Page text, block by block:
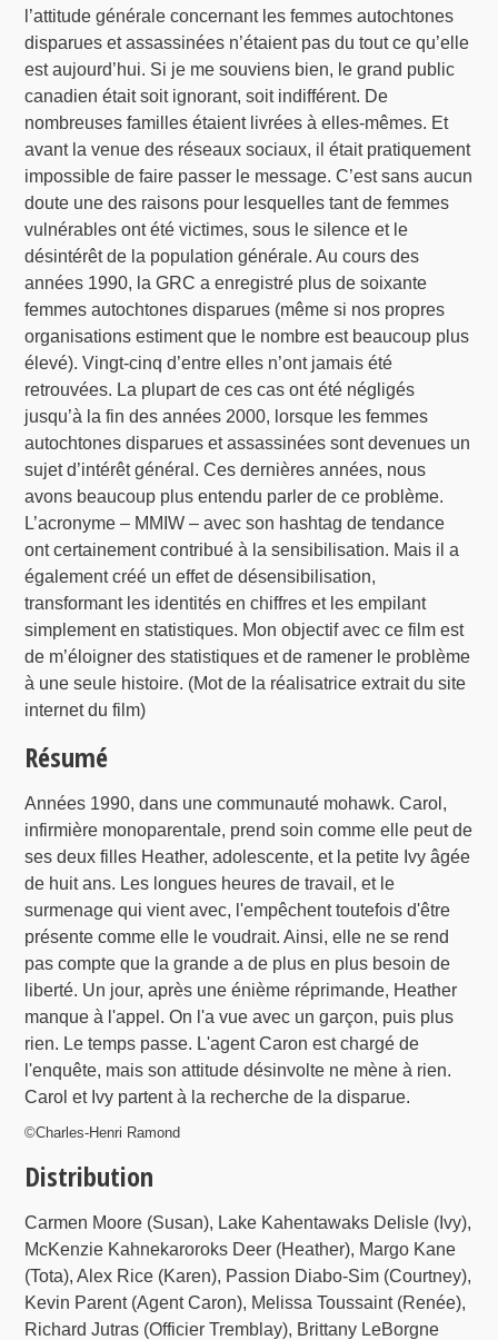
l’attitude générale concernant les femmes autochtones
disparues et assassinées n’étaient pas du tout ce qu’elle
est aujourd’hui. Si je me souviens bien, le grand public
canadien était soit ignorant, soit indifférent. De
nombreuses familles étaient livrées à elles-mêmes. Et
avant la venue des réseaux sociaux, il était pratiquement
impossible de faire passer le message. C’est sans aucun
doute une des raisons pour lesquelles tant de femmes
vulnérables ont été victimes, sous le silence et le
désintérêt de la population générale. Au cours des
années 1990, la GRC a enregistré plus de soixante
femmes autochtones disparues (même si nos propres
organisations estiment que le nombre est beaucoup plus
élevé). Vingt-cinq d’entre elles n’ont jamais été
retrouvées. La plupart de ces cas ont été négligés
jusqu’à la fin des années 2000, lorsque les femmes
autochtones disparues et assassinées sont devenues un
sujet d’intérêt général. Ces dernières années, nous
avons beaucoup plus entendu parler de ce problème.
L’acronyme – MMIW – avec son hashtag de tendance
ont certainement contribué à la sensibilisation. Mais il a
également créé un effet de désensibilisation,
transformant les identités en chiffres et les empilant
simplement en statistiques. Mon objectif avec ce film est
de m’éloigner des statistiques et de ramener le problème
à une seule histoire. (Mot de la réalisatrice extrait du site
internet du film)
Résumé
Années 1990, dans une communauté mohawk. Carol,
infirmière monoparentale, prend soin comme elle peut de
ses deux filles Heather, adolescente, et la petite Ivy âgée
de huit ans. Les longues heures de travail, et le
surmenage qui vient avec, l'empêchent toutefois d'être
présente comme elle le voudrait. Ainsi, elle ne se rend
pas compte que la grande a de plus en plus besoin de
liberté. Un jour, après une énième réprimande, Heather
manque à l'appel. On l'a vue avec un garçon, puis plus
rien. Le temps passe. L'agent Caron est chargé de
l'enquête, mais son attitude désinvolte ne mène à rien.
Carol et Ivy partent à la recherche de la disparue.
©Charles-Henri Ramond
Distribution
Carmen Moore (Susan), Lake Kahentawaks Delisle (Ivy),
McKenzie Kahnekaroroks Deer (Heather), Margo Kane
(Tota), Alex Rice (Karen), Passion Diabo-Sim (Courtney),
Kevin Parent (Agent Caron), Melissa Toussaint (Renée),
Richard Jutras (Officier Tremblay), Brittany LeBorgne